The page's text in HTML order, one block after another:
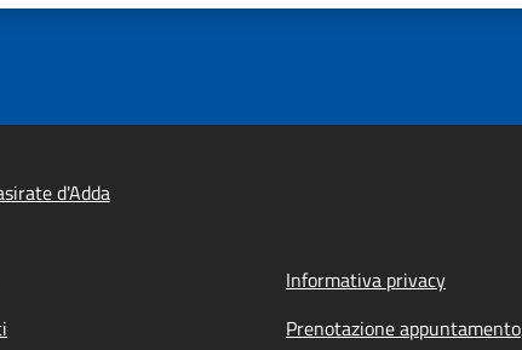
d'Adda
Informativa privacy
Prenotazione appuntamento